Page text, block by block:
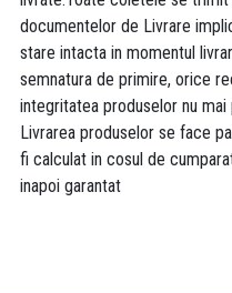
documentelor de Livrare
stare intacta in momentul
semnatura de primire, orice
integritatea produselor nu
Livrarea produselor se face
fi calculat in cosul de
inapoi garantat